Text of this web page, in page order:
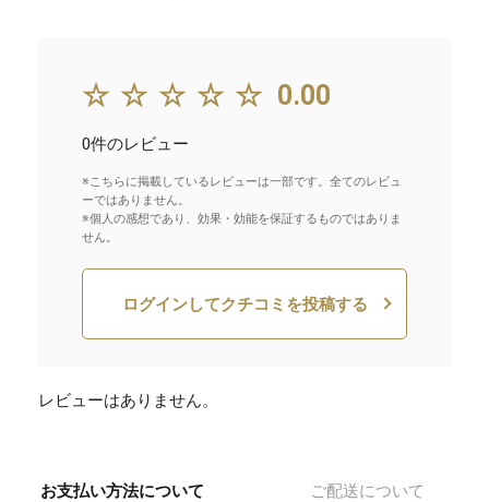
☆☆☆☆☆ 0.00
0件のレビュー
※こちらに掲載しているレビューは一部です。全てのレビュ
ーではありません。
※個人の感想であり、効果・効能を保証するものではありま
せん。
ログインしてクチコミを投稿する
レビューはありません。
お支払い方法について ご配送について